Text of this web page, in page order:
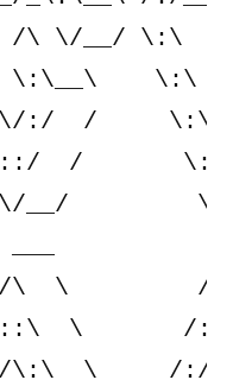
\/__/ \:\  /\
\:\__\    \:\
:/  /
/
\/__/
/\  \
::\  \
\:\  \     /